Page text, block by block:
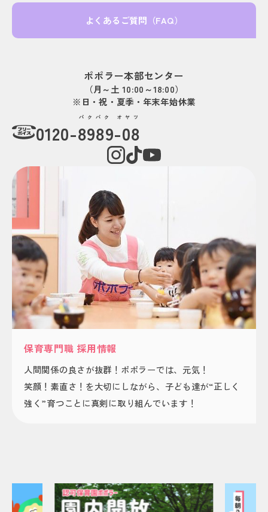
よくあるご質問（FAQ）
ポポラー本部センター
（月～土 10:00～18:00）
※日・祝・夏季・年末年始休業
0120-8989-08
パクパク オヤツ
保育専門職 採用情報
人間関係の良さが抜群！ポポラーでは、元気！
笑顔！素直さ！を大切にしながら、子ども達が“正しく
強く”育つことに真剣に取り組んでいます！